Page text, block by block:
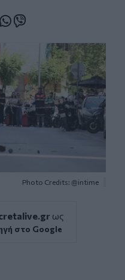
Photo Credits: @intime
ως
στο Google